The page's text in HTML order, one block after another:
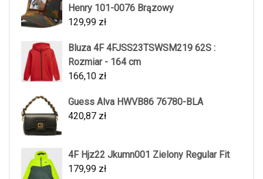
Henry 101-0076 Brązowy
129,99 zł
Bluza 4F 4FJSS23TSWSM219 62S :
Rozmiar - 164 cm
166,10 zł
Guess Alva HWVB86 76780-BLA
420,87 zł
4F Hjz22 Jkumn001 Zielony Regular Fit
179,99 zł